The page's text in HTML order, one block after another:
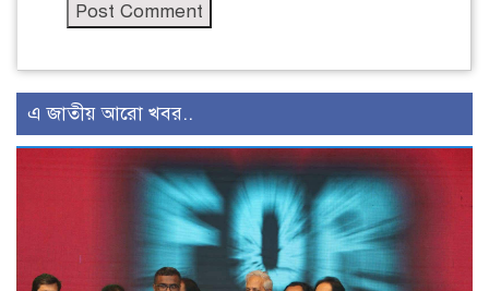
এ জাতীয় আরো খবর..